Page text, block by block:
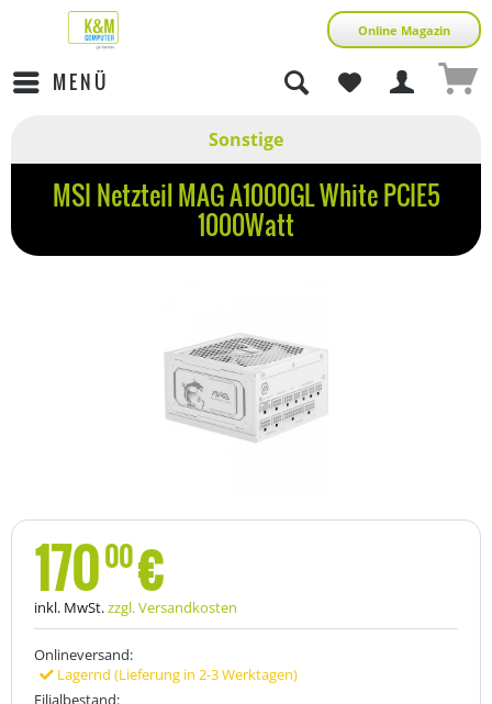
Online Magazin
MENÜ
Sonstige
MSI Netzteil MAG A1000GL White PCIE5
1000Watt
17000€
inkl. MwSt.zzgl. Versandkosten
Onlineversand:
Lagernd (Lieferung in 2-3 Werktagen)
Filialbestand: